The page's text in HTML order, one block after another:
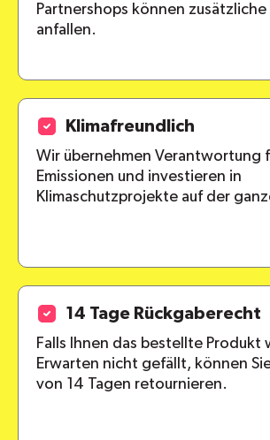
Partnershops können zusätzliche
anfallen.
Klimafreundlich
Wir übernehmen Verantwortung
Emissionen und investieren in
Klimaschutzprojekte auf der
14 Tage Rückgaberecht
Falls Ihnen das bestellte Produkt
Erwarten nicht gefällt, können
von 14 Tagen retournieren.